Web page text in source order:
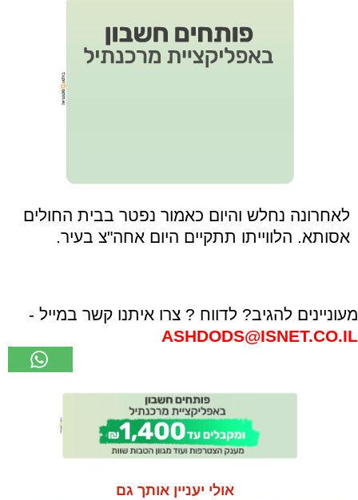
לאחרונה נחלש והיום כאמור נפטר בבית החולים
אסותא. הלווייתו תתקיים היום אחה"צ בעיר.
מעוניינים להגיב? לדווח ? צרו איתנו קשר במייל -
ASHDODS@ISNET.CO.IL
אולי יעניין אותך גם